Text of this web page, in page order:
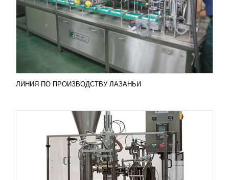
ЛИНИЯ ПО ПРОИЗВОДСТВУ ЛАЗАНЬИ
Упаковочные автоматические машины серии PDP
применяются формирования упаковки и фасовки
продукции в пакеты дой-пак с вариантом с zip-
застежкой...
ПОДРОБНЕЕ
Добавить в сравнение
УПАКОВОЧНЫЕ АВТОМАТЫ СЕРИИ NBM